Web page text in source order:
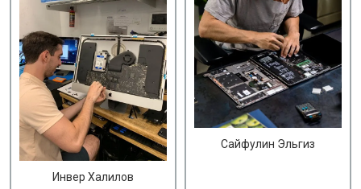
Инвер Халилов
Сайфулин Эльгиз